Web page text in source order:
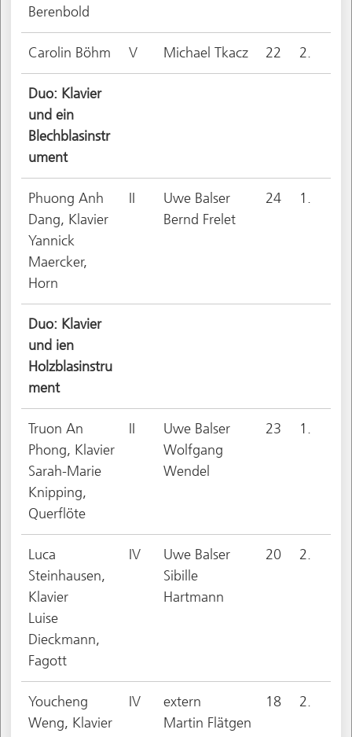
Berenbold
Carolin Böhm V Michael Tkacz 22 2.
Duo: Klavier
und ein
Blechblasinstr
ument
Phuong Anh
Dang, Klavier
Yannick
Maercker,
Horn
II
Uwe Balser
Bernd Frelet
24 1.
Duo: Klavier
und ien
Holzblasinstru
ment
Truon An
Phong, Klavier
Sarah-Marie
Knipping,
Querflöte
II
Uwe Balser
Wolfgang
Wendel
23 1.
Luca
Steinhausen,
Klavier
Luise
Dieckmann,
Fagott
IV
Uwe Balser
Sibille
Hartmann
20 2.
Youcheng
Weng, Klavier
IV
extern
Martin Flätgen
18 2.